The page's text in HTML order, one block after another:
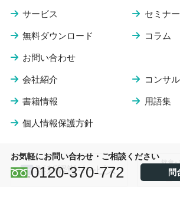
サービス セミナ
無料ダウンロード コラム
お問い合わせ
会社紹介 コンサ
書籍情報 用語集
個人情報保護方針
お気軽にお問い合わせ・ご相談ください
0120-370-772 問